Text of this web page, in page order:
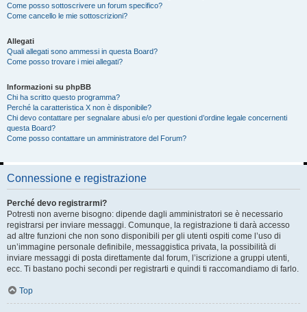
Come posso sottoscrivere un forum specifico?
Come cancello le mie sottoscrizioni?
Allegati
Quali allegati sono ammessi in questa Board?
Come posso trovare i miei allegati?
Informazioni su phpBB
Chi ha scritto questo programma?
Perché la caratteristica X non è disponibile?
Chi devo contattare per segnalare abusi e/o per questioni d’ordine legale concernenti
questa Board?
Come posso contattare un amministratore del Forum?
Connessione e registrazione
Perché devo registrarmi?
Potresti non averne bisogno: dipende dagli amministratori se è necessario
registrarsi per inviare messaggi. Comunque, la registrazione ti darà accesso
ad altre funzioni che non sono disponibili per gli utenti ospiti come l’uso di
un’immagine personale definibile, messaggistica privata, la possibilità di
inviare messaggi di posta direttamente dal forum, l’iscrizione a gruppi utenti,
ecc. Ti bastano pochi secondi per registrarti e quindi ti raccomandiamo di farlo.
Top